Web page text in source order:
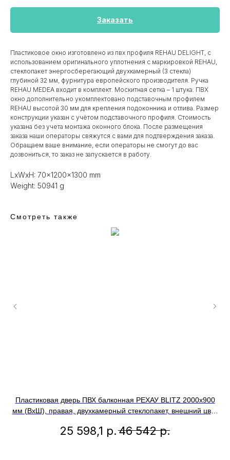
Заказать
Пластиковое окно изготовлено из пвх профиля REHAU DELIGHT, с
использованием оригинального уплотнения с маркировкой REHAU,
стеклопакет энергосберегающий двухкамерный (3 стекла)
глубиной 32 мм, фурнитура европейского производителя. Ручка
REHAU MEDEA входит в комплект. Москитная сетка – 1 штука. ПВХ
окно дополнительно укомплектовано подставочным профилем
REHAU высотой 30 мм для крепления подоконника и отлива. Размер
конструкции указан c учётом подставочного профиля. Стоимость
указана без учета монтажа оконного блока. После размещения
заказа наши операторы свяжутся с вами для подтверждения заказа.
Обращаем ваше внимание, если операторы не смогут до вас
дозвониться, то заказ не запускается в работу.
LxWxH: 70x1200x1300 mm
Weight: 50941 g
Смотреть также
Пластиковая дверь ПВХ балконная РЕХАУ BLITZ 2000х900
мм (ВхШ), правая, двухкамерный стеклопакет, внешний цвет
25 598,1 р.46 542 р.